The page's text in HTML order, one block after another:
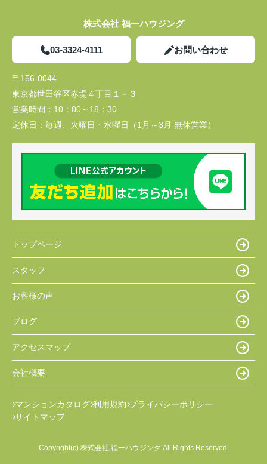
株式会社 福一ハウジング
03-3324-4111 お問い合わせ
〒156-0044
東京都世田谷区赤堤４丁目１－３
営業時間： 10：00～18：30
定休日： 毎週、火曜日・水曜日（1月～3月 無休営業）
トップページ
スタッフ
お客様の声
ブログ
アクセスマップ
会社概要
マンションカタログ 利用規約 プライバシーポリシー
サイトマップ
Copyright(c) 株式会社 福一ハウジング All Rights Reserved.